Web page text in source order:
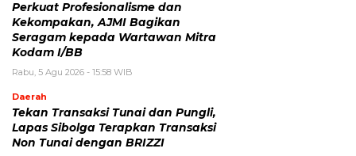
Perkuat Profesionalisme dan
Kekompakan, AJMI Bagikan
Seragam kepada Wartawan Mitra
Kodam I/BB
Rabu, 5 Agu 2026 - 15:58 WIB
Daerah
Tekan Transaksi Tunai dan Pungli,
Lapas Sibolga Terapkan Transaksi
Non Tunai dengan BRIZZI